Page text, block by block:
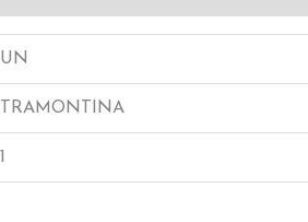
UN
TRAMONTINA